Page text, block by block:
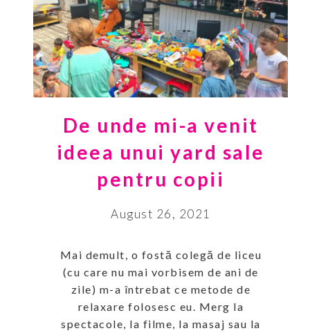
De unde mi-a venit
ideea unui yard sale
pentru copii
August 26, 2021
Mai demult, o fostă colegă de liceu
(cu care nu mai vorbisem de ani de
zile) m-a întrebat ce metode de
relaxare folosesc eu. Merg la
spectacole, la filme, la masaj sau la